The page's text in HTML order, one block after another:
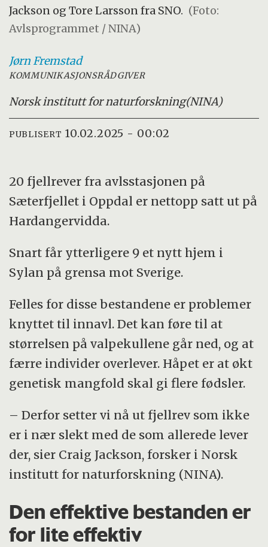
Jackson og Tore Larsson fra SNO. (Foto:
Avlsprogrammet / NINA)
Jørn Fremstad
KOMMUNIKASJONSRÅDGIVER
Norsk institutt for naturforskning(NINA)
PUBLISERT 10.02.2025 - 00:02
20 fjellrever fra avlsstasjonen på
Sæterfjellet i Oppdal er nettopp satt ut på
Hardangervidda.
Snart får ytterligere 9 et nytt hjem i
Sylan på grensa mot Sverige.
Felles for disse bestandene er problemer
knyttet til innavl. Det kan føre til at
størrelsen på valpekullene går ned, og at
færre individer overlever. Håpet er at økt
genetisk mangfold skal gi flere fødsler.
– Derfor setter vi nå ut fjellrev som ikke
er i nær slekt med de som allerede lever
der, sier Craig Jackson, forsker i Norsk
institutt for naturforskning (NINA).
Den effektive bestanden er
for lite effektiv